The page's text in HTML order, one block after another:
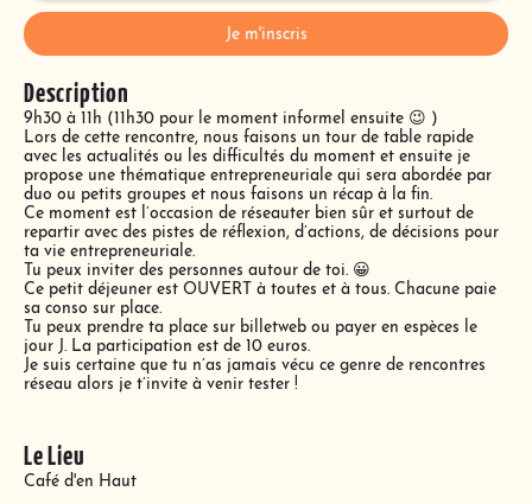
Je m'inscris
Description
9h30 à 11h (11h30 pour le moment informel ensuite 😉 )
Lors de cette rencontre, nous faisons un tour de table rapide
avec les actualités ou les difficultés du moment et ensuite je
propose une thématique entrepreneuriale qui sera abordée par
duo ou petits groupes et nous faisons un récap à la fin.
Ce moment est l’occasion de réseauter bien sûr et surtout de
repartir avec des pistes de réflexion, d’actions, de décisions pour
ta vie entrepreneuriale.
Tu peux inviter des personnes autour de toi. 😀
Ce petit déjeuner est OUVERT à toutes et à tous. Chacune paie
sa conso sur place.
Tu peux prendre ta place sur billetweb ou payer en espèces le
jour J. La participation est de 10 euros.
Je suis certaine que tu n’as jamais vécu ce genre de rencontres
réseau alors je t’invite à venir tester !
Le Lieu
Café d'en Haut